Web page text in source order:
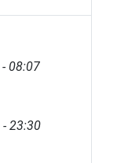
- 08:07
- 23:30